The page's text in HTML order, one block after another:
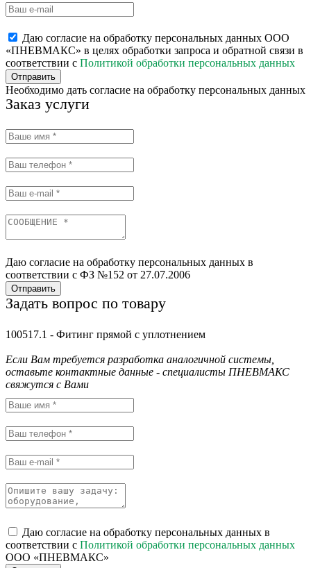
Даю согласие на обработку персональных данных ООО
«ПНЕВМАКС» в целях обработки запроса и обратной связи в
соответствии с Политикой обработки персональных данных
Отправить
Необходимо дать согласие на обработку персональных данных
Заказ услуги
Даю согласие на обработку персональных данных в
соответствии с ФЗ №152 от 27.07.2006
Отправить
Задать вопрос по товару
100517.1 - Фитинг прямой с уплотнением
Если Вам требуется разработка аналогичной системы,
оставьте контактные данные - специалисты ПНЕВМАКС
свяжутся с Вами
Даю согласие на обработку персональных данных в
соответствии с Политикой обработки персональных данных
ООО «ПНЕВМАКС»